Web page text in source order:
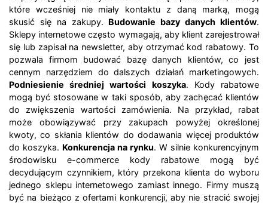
które wcześniej nie miały kontaktu z daną marką, mogą
skusić się na zakupy. Budowanie bazy danych klientów.
Sklepy internetowe często wymagają, aby klient zarejestrował
się lub zapisał na newsletter, aby otrzymać kod rabatowy. To
pozwala firmom budować bazę danych klientów, co jest
cennym narzędziem do dalszych działań marketingowych.
Podniesienie średniej wartości koszyka. Kody rabatowe
mogą być stosowane w taki sposób, aby zachęcać klientów
do zwiększenia wartości zamówienia. Na przykład, rabat
może obowiązywać przy zakupach powyżej określonej
kwoty, co skłania klientów do dodawania więcej produktów
do koszyka. Konkurencja na rynku. W silnie konkurencyjnym
środowisku e-commerce kody rabatowe mogą być
decydującym czynnikiem, który przekona klienta do wyboru
jednego sklepu internetowego zamiast innego. Firmy muszą
być na bieżąco z ofertami konkurencji, aby nie stracić swojej